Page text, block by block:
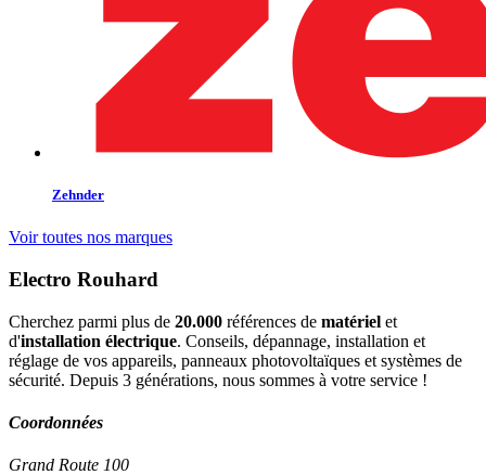
Zehnder
Voir toutes nos marques
Electro Rouhard
Cherchez parmi plus de 20.000 références de matériel et
d'installation électrique. Conseils, dépannage, installation et
réglage de vos appareils, panneaux photovoltaïques et systèmes de
sécurité. Depuis 3 générations, nous sommes à votre service !
Coordonnées
Grand Route 100